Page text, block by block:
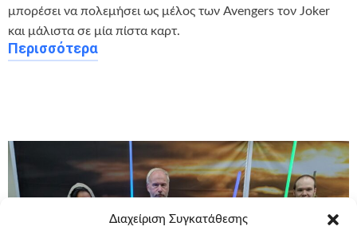
Διαχείριση Συγκατάθεσης
μπορέσει να πολεμήσει ως μέλος των Avengers τον Joker
και μάλιστα σε μία πίστα καρτ.
Περισσότερα